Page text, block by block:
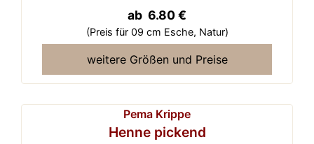
ab 6.80 €
(Preis für 09 cm Esche, Natur)
weitere Größen und Preise
Pema Krippe
Henne pickend